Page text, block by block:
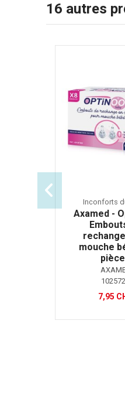
16 autres
Inconforts
Axamed -
mouche
7,95